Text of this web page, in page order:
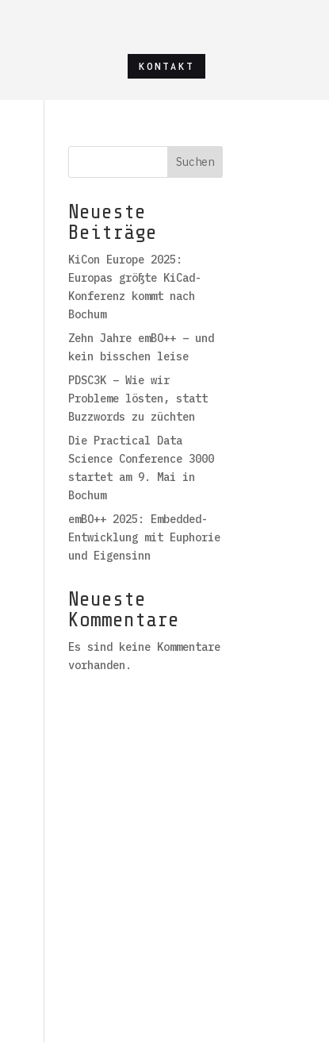
KONTAKT
Suchen
Neueste
Beiträge
KiCon Europe 2025:
Europas größte KiCad-
Konferenz kommt nach
Bochum
Zehn Jahre emBO++ – und
kein bisschen leise
PDSC3K – Wie wir
Probleme lösten, statt
Buzzwords zu züchten
Die Practical Data
Science Conference 3000
startet am 9. Mai in
Bochum
emBO++ 2025: Embedded-
Entwicklung mit Euphorie
und Eigensinn
Neueste
Kommentare
Es sind keine Kommentare
vorhanden.